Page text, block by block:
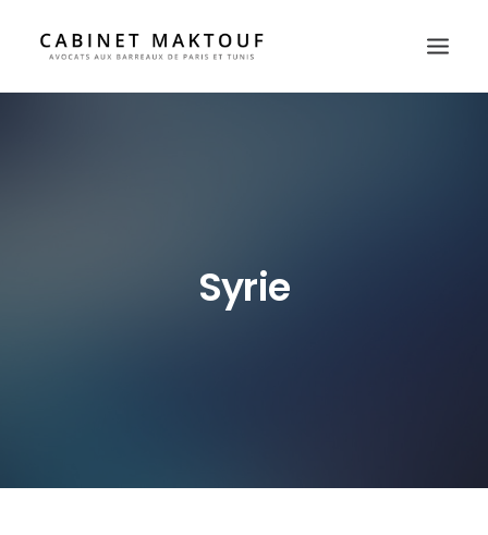
Syrie